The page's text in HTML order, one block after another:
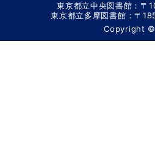
東京都立中央図書館：
東京都立多摩図書館：
Copyright ©